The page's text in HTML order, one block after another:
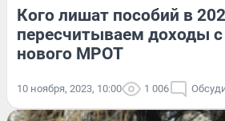
Кого лишат пособий в
пересчитываем доходы
нового МРОТ
10 ноября, 2023, 10:00 1 006